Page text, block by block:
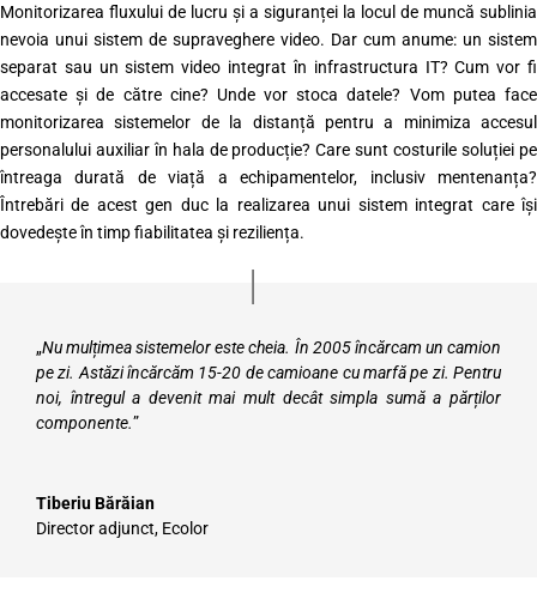
Monitorizarea fluxului de lucru și a siguranței la locul de muncă sublinia
nevoia unui sistem de supraveghere video. Dar cum anume: un sistem
separat sau un sistem video integrat în infrastructura IT? Cum vor fi
accesate și de către cine? Unde vor stoca datele? Vom putea face
monitorizarea sistemelor de la distanță pentru a minimiza accesul
personalului auxiliar în hala de producție? Care sunt costurile soluției pe
întreaga durată de viață a echipamentelor, inclusiv mentenanța?
Întrebări de acest gen duc la realizarea unui sistem integrat care își
dovedește în timp fiabilitatea și reziliența.
„Nu mulțimea sistemelor este cheia. În 2005 încărcam un camion
pe zi. Astăzi încărcăm 15-20 de camioane cu marfă pe zi. Pentru
noi, întregul a devenit mai mult decât simpla sumă a părților
componente.”
Tiberiu Bărăian
Director adjunct, Ecolor